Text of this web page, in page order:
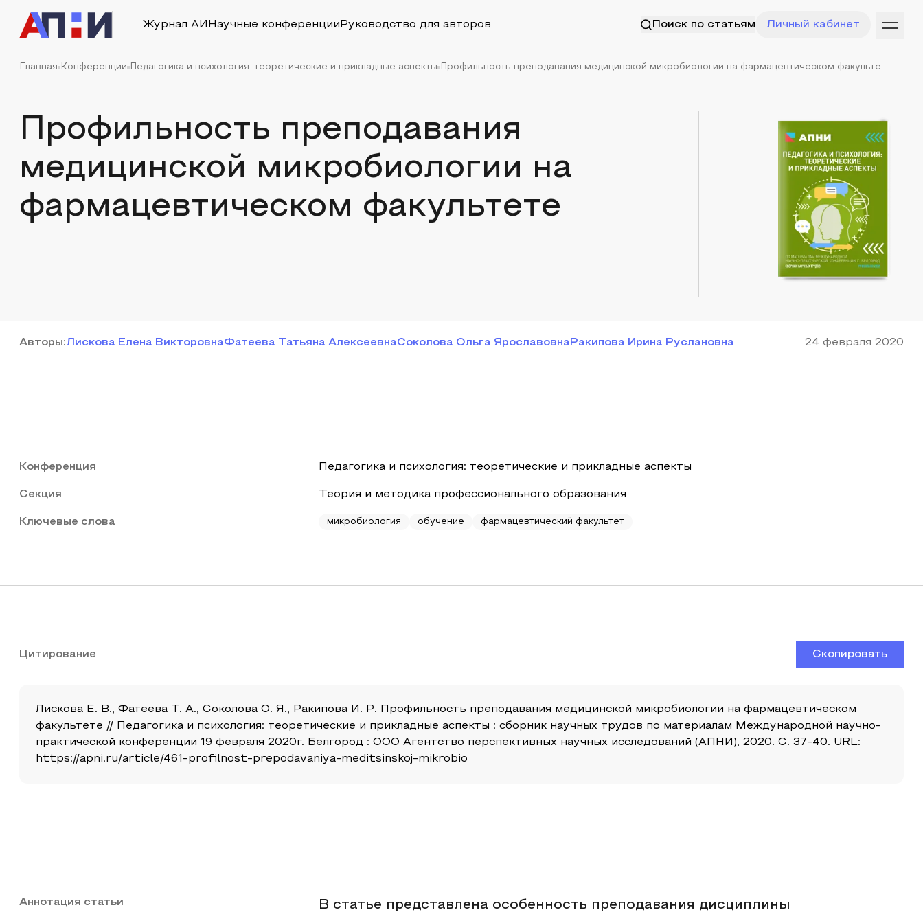
Журнал АИ Научные конференции Руководство для авторов Поиск по статьям Личный кабинет
Главная Конференции Педагогика и психология: теоретические и прикладные аспекты Профильность преподавания медицинской микробиологии на фармацевтическом факульте...
Профильность преподавания
медицинской микробиологии на
фармацевтическом факультете
Авторы:Лискова Елена ВикторовнаФатеева Татьяна АлексеевнаСоколова Ольга Ярославовна Ракипова Ирина Руслановна 24 февраля 2020
Конференция Педагогика и психология: теоретические и прикладные аспекты
Секция Теория и методика профессионального образования
Ключевые слова микробиология обучение фармацевтический факультет
Цитирование Скопировать
Лискова Е. В., Фатеева Т. А., Соколова О. Я., Ракипова И. Р. Профильность преподавания медицинской микробиологии на фармацевтическом
факультете // Педагогика и психология: теоретические и прикладные аспекты : сборник научных трудов по материалам Международной научно-
практической конференции 19 февраля 2020г. Белгород : ООО Агентство перспективных научных исследований (АПНИ), 2020. С. 37-40. URL:
https://apni.ru/article/461-profilnost-prepodavaniya-meditsinskoj-mikrobio
Аннотация статьи
В статье представлена особенность преподавания дисциплины